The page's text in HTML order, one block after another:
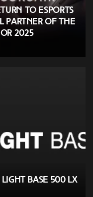
to Esports
Partner of the
2025
Base 500 LX